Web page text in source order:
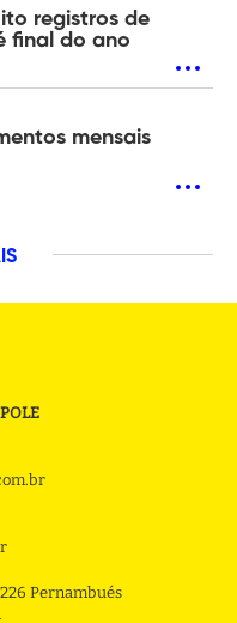
registros de
final do ano
mensais
Pernambués